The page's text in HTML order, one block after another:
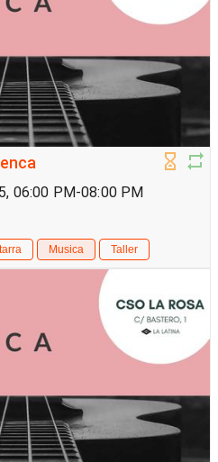
06:00 PM-08:00 PM
Musica Taller